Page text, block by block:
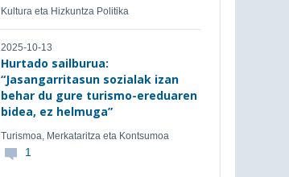
Kultura eta Hizkuntza Politika
2025-10-13
Hurtado sailburua:
“Jasangarritasun sozialak izan
behar du gure turismo-ereduaren
bidea, ez helmuga”
Turismoa, Merkataritza eta Kontsumoa
1